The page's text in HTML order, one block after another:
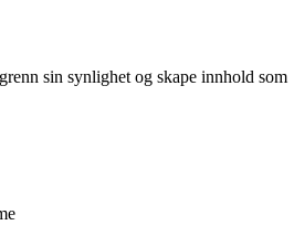
sin synlighet og skape innhold som